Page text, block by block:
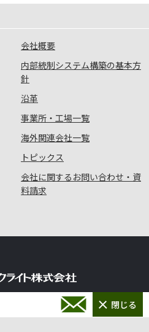
会社概要
内部統制システム構築の基本方
針
沿革
事業所・工場一覧
海外関連会社一覧
トピックス
会社に関するお問い合わせ・資
料請求
サイトポリシー サイトマップ